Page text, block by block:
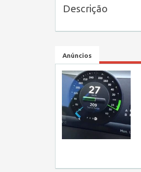
Descrição
Anúncios